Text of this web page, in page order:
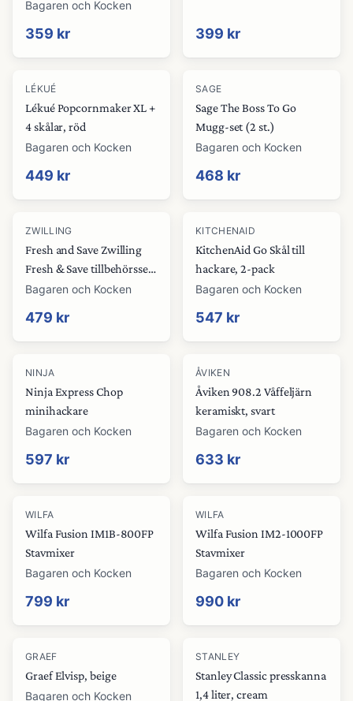
Bagaren och Kocken
359 kr 399 kr
LÉKUÉ
Lékué Popcornmaker XL +
4 skålar, röd
Bagaren och Kocken
449 kr
SAGE
Sage The Boss To Go
Mugg-set (2 st.)
Bagaren och Kocken
468 kr
ZWILLING
Fresh and Save Zwilling
Fresh & Save tillbehörsset
5 delar
Bagaren och Kocken
479 kr
KITCHENAID
KitchenAid Go Skål till
hackare, 2-pack
Bagaren och Kocken
547 kr
NINJA
Ninja Express Chop
minihackare
Bagaren och Kocken
597 kr
ÅVIKEN
Åviken 908.2 Våffeljärn
keramiskt, svart
Bagaren och Kocken
633 kr
WILFA
Wilfa Fusion IM1B-800FP
Stavmixer
Bagaren och Kocken
799 kr
WILFA
Wilfa Fusion IM2-1000FP
Stavmixer
Bagaren och Kocken
990 kr
GRAEF
Graef Elvisp, beige
Bagaren och Kocken
STANLEY
Stanley Classic presskanna
1,4 liter, cream